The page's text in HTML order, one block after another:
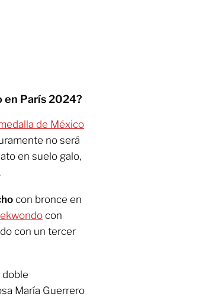
en París 2024?
de México
no será
en suelo galo,
con bronce en
con
con un tercer
doble
María Guerrero